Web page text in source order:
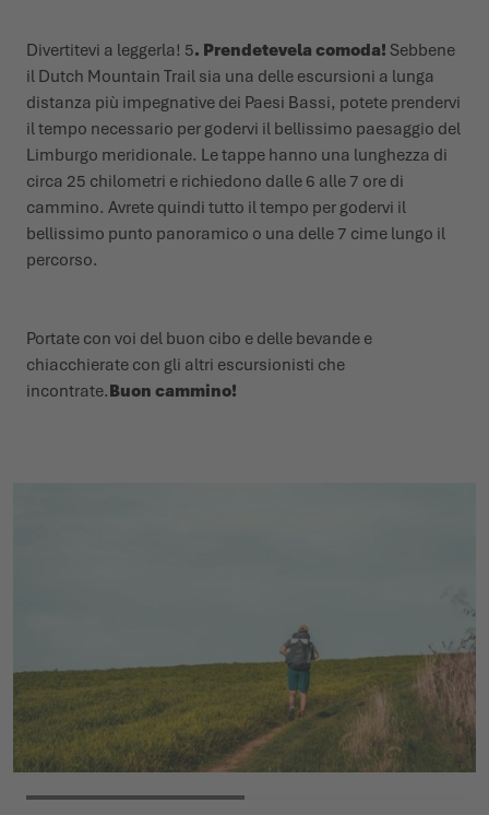
Divertitevi a leggerla! 5. Prendetevela comoda! Sebbene
il Dutch Mountain Trail sia una delle escursioni a lunga
distanza più impegnative dei Paesi Bassi, potete prendervi
il tempo necessario per godervi il bellissimo paesaggio del
Limburgo meridionale. Le tappe hanno una lunghezza di
circa 25 chilometri e richiedono dalle 6 alle 7 ore di
cammino. Avrete quindi tutto il tempo per godervi il
bellissimo punto panoramico o una delle 7 cime lungo il
percorso.
Portate con voi del buon cibo e delle bevande e
chiacchierate con gli altri escursionisti che
incontrate.Buon cammino!